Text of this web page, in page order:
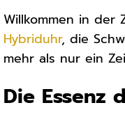
Willkommen in
Hybriduhr, die
mehr als nur ein
Die Essenz